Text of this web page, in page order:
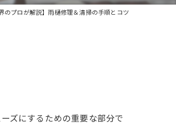
のプロが解説】雨樋修理＆清掃の手順とコツ
ズにするための重要な部分で